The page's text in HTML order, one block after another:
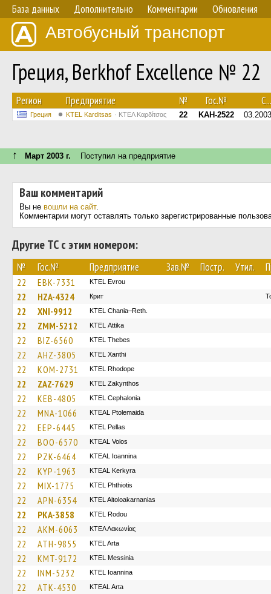
База данных Дополнительно Комментарии Обновления
Автобусный транспорт
Греция, Berkhof Excellence № 22
Регион Предприятие № Гос.№ С...
Греция ΚΤΕL Karditsas ΚΤΕΛ Καρδίτσας 22 KAH-2522 03.2003
↑ Март 2003 г. Поступил на предприятие
Ваш комментарий
Вы не вошли на сайт.
Комментарии могут оставлять только зарегистрированные
Другие ТС с этим номером:
№ Гос.№ Предприятие Зав.№ Постр. Утил.
22 EBK-7331 KTEL Evrou
22 HZA-4324 Крит
22 XNI-9912 KTEL Chania–Reth.
22 ZMM-5212 KΤΕL Αttika
22 BIZ-6560 KTEL Thebes
22 AHZ-3805 KTEL Xanthi
22 KOM-2731 KTEL Rhodope
22 ZAZ-7629 KTEL Zakynthos
22 KEB-4805 KTEL Cephalonia
22 MNA-1066 KTEAL Ptolemaida
22 EEP-6445 KTEL Pellas
22 BOO-6570 KTEAL Volos
22 PZK-6464 KTEAL Ioannina
22 KYP-1963 KTEAL Kerkyra
22 MIX-1775 ΚΤΕL Phthiotis
22 APN-6354 KTEL Aitoloakarnanias
22 PKA-3858 ΚΤΕL Rodou
22 AKM-6063 ΚΤΕΛ Λακωνίας
22 ATH-9855 KTEL Arta
22 KMT-9172 KTEL Messinia
22 INM-5232 KTEL Ioannina
22 ATK-4530 KTEAL Arta